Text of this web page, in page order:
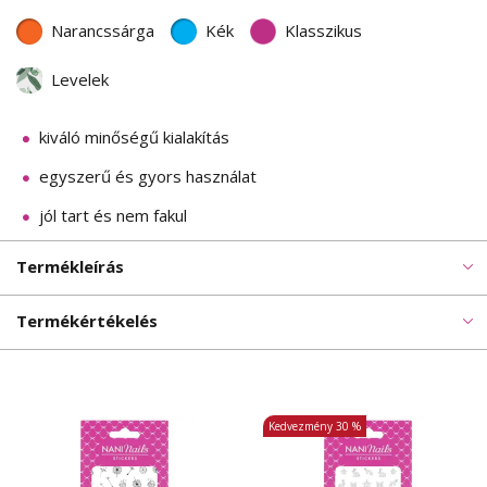
Narancssárga Kék Klasszikus
Levelek
kiváló minőségű kialakítás
egyszerű és gyors használat
jól tart és nem fakul
Termékleírás
Termékértékelés
Kedvezmény 30 %